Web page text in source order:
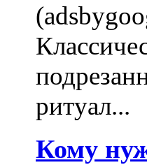
ритуал...
Кому